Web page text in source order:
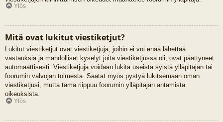
Ylös
Mitä ovat lukitut viestiketjut?
Lukitut viestiketjut ovat viestiketjuja, joihin ei voi enää lähettää
vastauksia ja mahdolliset kyselyt joita viestiketjussa oli, ovat päättyneet
automaattisesti. Viestiketjuja voidaan lukita useista syistä ylläpitäjän tai
foorumin valvojan toimesta. Saatat myös pystyä lukitsemaan oman
viestiketjusi, mutta tämä riippuu foorumin ylläpitäjän antamista
oikeuksista.
Ylös